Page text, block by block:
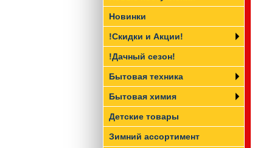
Новинки
!Скидки и Акции!
!Дачный сезон!
Бытовая техника
Бытовая химия
Детские товары
Зимний ассортимент